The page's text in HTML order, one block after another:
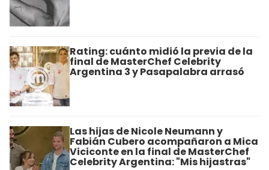
Rating: cuánto midió la previa de la
final de MasterChef Celebrity
Argentina 3 y Pasapalabra arrasó
Las hijas de Nicole Neumann y
Fabián Cubero acompañaron a Mica
Viciconte en la final de MasterChef
Celebrity Argentina: "Mis hijastras"